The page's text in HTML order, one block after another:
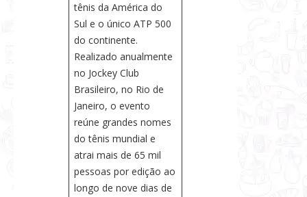
tênis da América do
Sul e o único ATP 500
do continente.
Realizado anualmente
no Jockey Club
Brasileiro, no Rio de
Janeiro, o evento
reúne grandes nomes
do tênis mundial e
atrai mais de 65 mil
pessoas por edição ao
longo de nove dias de